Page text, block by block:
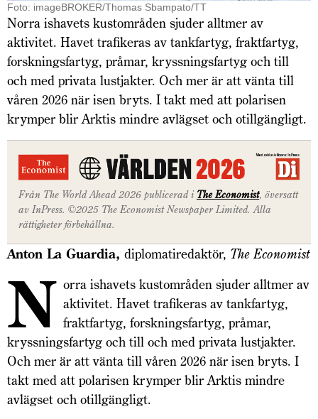
Foto: imageBROKER/Thomas Sbampato/TT
Norra ishavets kustområden sjuder alltmer av
aktivitet. Havet trafikeras av tankfartyg, fraktfartyg,
forskningsfartyg, pråmar, kryssningsfartyg och till
och med privata lustjakter. Och mer är att vänta till
våren 2026 när isen bryts. I takt med att polarisen
krymper blir Arktis mindre avlägset och otillgängligt.
Från The World Ahead 2026 publicerad i The Economist, översatt
av InPress. ©2025 The Economist Newspaper Limited. Alla
rättigheter förbehållna.
Anton La Guardia, diplomatiredaktör, The Economist
N orra ishavets kustområden sjuder alltmer av
aktivitet. Havet trafikeras av tankfartyg,
fraktfartyg, forskningsfartyg, pråmar,
kryssningsfartyg och till och med privata lustjakter.
Och mer är att vänta till våren 2026 när isen bryts. I
takt med att polarisen krymper blir Arktis mindre
avlägset och otillgängligt.